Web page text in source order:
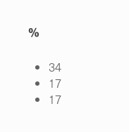
%
34
17
17